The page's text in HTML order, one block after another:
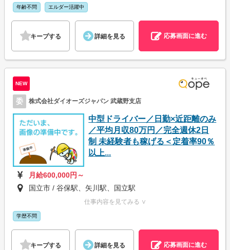
年齢不問 エルダー活躍中
キープする 詳細を見る 応募画面に進む
NEW
委 株式会社ダイオーズジャパン 武蔵野支店
中型ドライバー／日勤×近距離のみ
／平均月収80万円／完全週休2日
制 未経験者も稼げる＜定着率90％
以上...
月給600,000円～
国立市 / 谷保駅、矢川駅、国立駅
仕事内容を見てみる ∨
学歴不問
キープする 詳細を見る 応募画面に進む